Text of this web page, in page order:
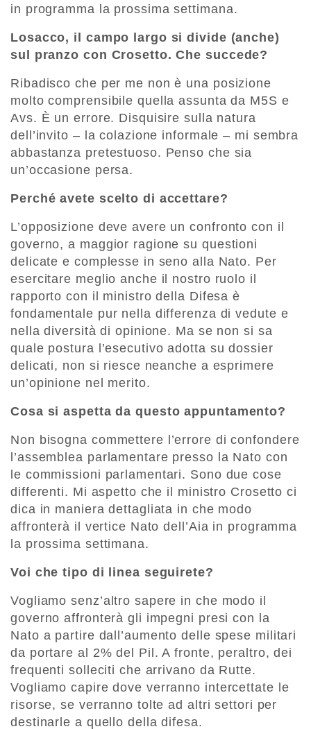
in programma la prossima settimana.
Losacco, il campo largo si divide (anche)
sul pranzo con Crosetto. Che succede?
Ribadisco che per me non è una posizione
molto comprensibile quella assunta da M5S e
Avs. È un errore. Disquisire sulla natura
dell’invito – la colazione informale – mi sembra
abbastanza pretestuoso. Penso che sia
un’occasione persa.
Perché avete scelto di accettare?
L’opposizione deve avere un confronto con il
governo, a maggior ragione su questioni
delicate e complesse in seno alla Nato. Per
esercitare meglio anche il nostro ruolo il
rapporto con il ministro della Difesa è
fondamentale pur nella differenza di vedute e
nella diversità di opinione. Ma se non si sa
quale postura l’esecutivo adotta su dossier
delicati, non si riesce neanche a esprimere
un’opinione nel merito.
Cosa si aspetta da questo appuntamento?
Non bisogna commettere l’errore di confondere
l’assemblea parlamentare presso la Nato con
le commissioni parlamentari. Sono due cose
differenti. Mi aspetto che il ministro Crosetto ci
dica in maniera dettagliata in che modo
affronterà il vertice Nato dell’Aia in programma
la prossima settimana.
Voi che tipo di linea seguirete?
Vogliamo senz’altro sapere in che modo il
governo affronterà gli impegni presi con la
Nato a partire dall’aumento delle spese militari
da portare al 2% del Pil. A fronte, peraltro, dei
frequenti solleciti che arrivano da Rutte.
Vogliamo capire dove verranno intercettate le
risorse, se verranno tolte ad altri settori per
destinarle a quello della difesa.